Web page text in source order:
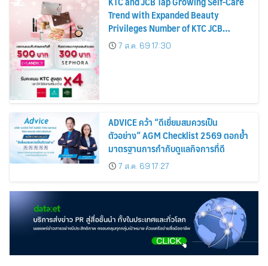
Trend with Expanded Beauty
Privileges Number of KTC JCB
Cardmembers Spending on
Cosmetics Rises 26%
7 ส.ค. 69 17:30
ADVICE คว้า “ดีเยี่ยมสมควรเป็น
ตัวอย่าง” AGM Checklist 2569 ตอกย้ำ
มาตรฐานการกำกับดูแลกิจการที่ดี
7 ส.ค. 69 17:27